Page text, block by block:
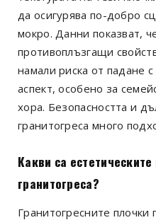
да осигурява по-добро
мокро. Данни показват,
противоплъзгащи
намали риска от падане
аспект, особено за
хора. Безопасността и
гранитогреса много
Какви са
гранитогреса?
Гранитогресните плочки